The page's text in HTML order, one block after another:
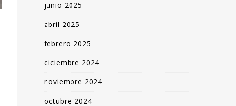
junio 2025
abril 2025
febrero 2025
diciembre 2024
noviembre 2024
octubre 2024